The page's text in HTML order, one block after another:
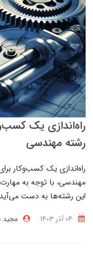
راه‌اندازی یک
رشته مهندسی
راه‌اندازی یک کسب‌وکار
مهندسی، با توجه به
این رشته‌ها به دست
مجید